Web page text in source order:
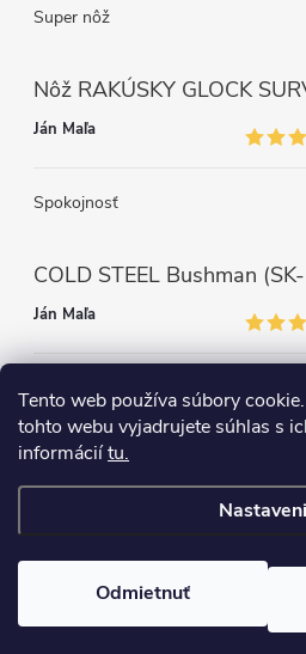
Tento web používa súbory
tohto webu vyjadrujete súhlas s
informáciítu.
Odmietnuť
Super nôž
Ján Maľa
Spokojnosť
COLD STEEL Bushman
Ján Maľa
Môžem len povedať super,super a
survival-shop.